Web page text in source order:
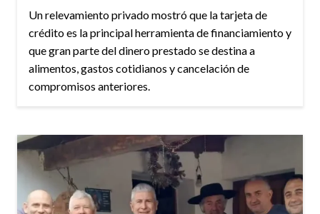
Un relevamiento privado mostró que la tarjeta de
crédito es la principal herramienta de financiamiento y
que gran parte del dinero prestado se destina a
alimentos, gastos cotidianos y cancelación de
compromisos anteriores.